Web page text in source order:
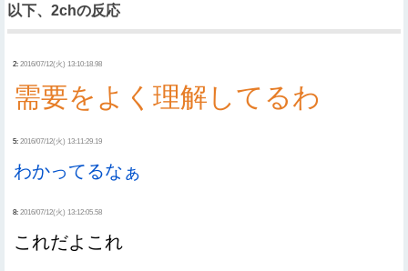
以下、2chの反応
2: 2016/07/12(火) 13:10:18.98
需要をよく理解してるわ
5: 2016/07/12(火) 13:11:29.19
わかってるなぁ
8: 2016/07/12(火) 13:12:05.58
これだよこれ